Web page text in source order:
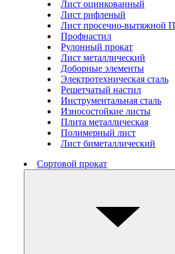
Лист оцинкованный
Лист рифленый
Лист просечно-вытяжной
Профнастил
Рулонный прокат
Лист металлический
Доборные элементы
Электротехническая сталь
Решетчатый настил
Инструментальная сталь
Износостойкие листы
Плита металлическая
Полимерный лист
Лист биметаллический
Сортовой прокат